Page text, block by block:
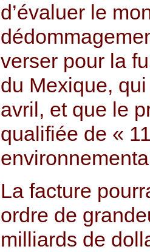
d’évaluer le
verser pour la
du Mexique,
avril, et que le
qualifiée de «
La facture
ordre de
milliards de